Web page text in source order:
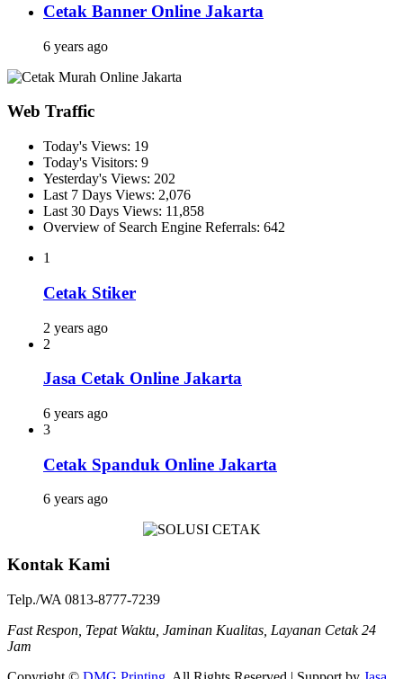
Cetak Banner Online Jakarta
6 years ago
Web Traffic
Today's Views: 19
Today's Visitors: 9
Yesterday's Views: 202
Last 7 Days Views: 2,076
Last 30 Days Views: 11,858
Overview of Search Engine Referrals: 642
1
Cetak Stiker
2 years ago
2
Jasa Cetak Online Jakarta
6 years ago
3
Cetak Spanduk Online Jakarta
6 years ago
Kontak Kami
Telp./WA 0813-8777-7239
Fast Respon, Tepat Waktu, Jaminan Kualitas, Layanan Cetak 24
Jam